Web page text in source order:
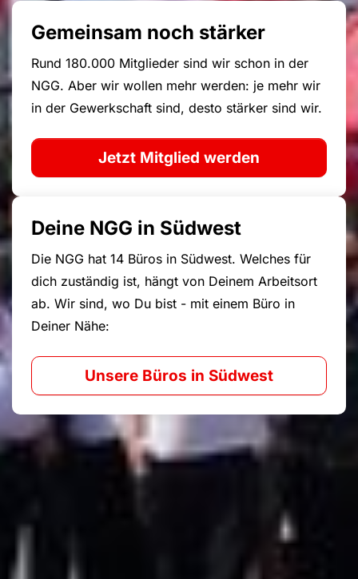
Gemeinsam noch stärker
Rund 180.000 Mitglieder sind wir schon in der
NGG. Aber wir wollen mehr werden: je mehr wir
in der Gewerkschaft sind, desto stärker sind wir.
Jetzt Mitglied werden
Deine NGG in Südwest
Die NGG hat 14 Büros in Südwest. Welches für
dich zuständig ist, hängt von Deinem Arbeitsort
ab. Wir sind, wo Du bist - mit einem Büro in
Deiner Nähe:
Unsere Büros in Südwest